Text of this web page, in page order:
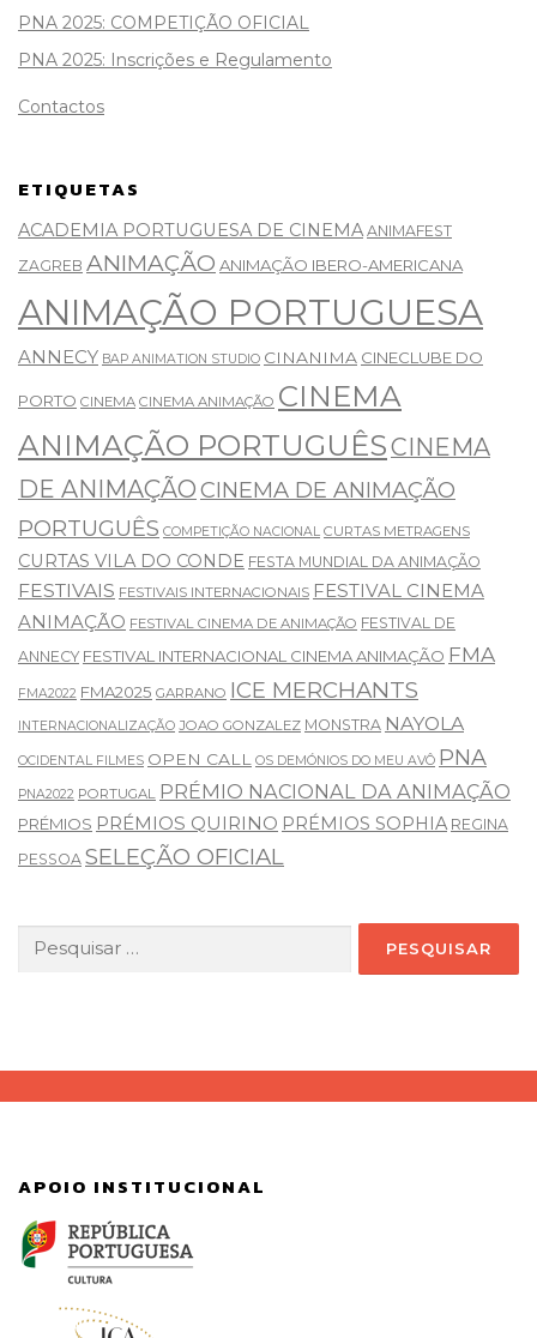
PNA 2025: COMPETIÇÃO OFICIAL
PNA 2025: Inscrições e Regulamento
Contactos
ETIQUETAS
ACADEMIA PORTUGUESA DE CINEMA ANIMAFEST
ZAGREB ANIMAÇÃO ANIMAÇÃO IBERO-AMERICANA
ANIMAÇÃO PORTUGUESA
ANNECY BAP ANIMATION STUDIO CINANIMA CINECLUBE DO
PORTO CINEMA CINEMA ANIMAÇÃO CINEMA
ANIMAÇÃO PORTUGUÊSCINEMA
DE ANIMAÇÃOCINEMA DE ANIMAÇÃO
PORTUGUÊS COMPETIÇÃO NACIONAL CURTAS METRAGENS
CURTAS VILA DO CONDE FESTA MUNDIAL DA ANIMAÇÃO
FESTIVAIS FESTIVAIS INTERNACIONAIS FESTIVAL CINEMA
ANIMAÇÃO FESTIVAL CINEMA DE ANIMAÇÃO FESTIVAL DE
ANNECY FESTIVAL INTERNACIONAL CINEMA ANIMAÇÃO FMA
FMA2022 FMA2025 GARRANO ICE MERCHANTS
INTERNACIONALIZAÇÃO JOAO GONZALEZ MONSTRA NAYOLA
OCIDENTAL FILMES OPEN CALL OS DEMÓNIOS DO MEU AVÔ PNA
PNA2022 PORTUGAL PRÉMIO NACIONAL DA ANIMAÇÃO
PRÉMIOS PRÉMIOS QUIRINO PRÉMIOS SOPHIA REGINA
PESSOA SELEÇÃO OFICIAL
por:
APOIO INSTITUCIONAL